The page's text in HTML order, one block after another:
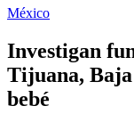
México
Investigan
Tijuana,
bebé